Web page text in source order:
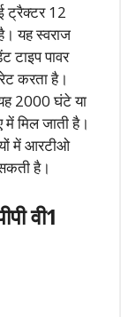
ट्रैक्टर 12
यह स्वराज
पावर
करता है।
2000 घंटे या
मिल जाती है।
में आरटीओ
है।
वी1